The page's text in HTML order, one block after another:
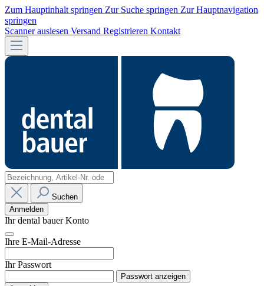
Zum Hauptinhalt springen Zur Suche springen Zur Hauptnavigation
springen
Scanner auslesen Versand Registrieren Kontakt
Suchen
Anmelden
Ihr dental bauer Konto
Ihre E-Mail-Adresse
Ihr Passwort
Passwort anzeigen